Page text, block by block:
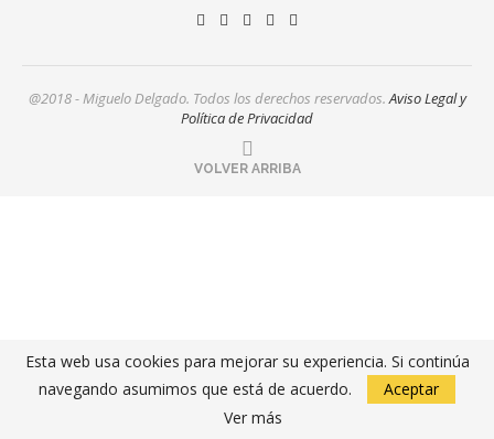
@2018 - Miguelo Delgado. Todos los derechos reservados.Aviso Legal y
Política de Privacidad
VOLVER ARRIBA
Esta web usa cookies para mejorar su experiencia. Si continúa
navegando asumimos que está de acuerdo.
Aceptar
Ver más